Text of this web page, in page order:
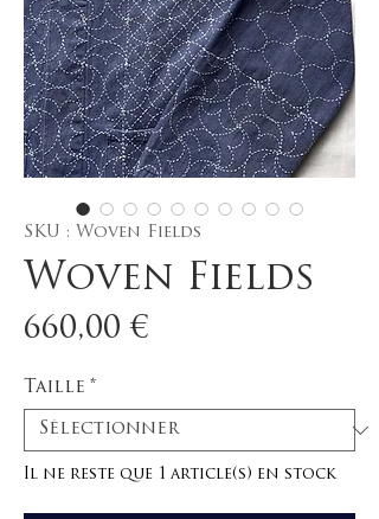
SKU : Woven Fields
Woven Fields
660,00 €Prix
Taille *
Il ne reste que 1 article(s) en stock